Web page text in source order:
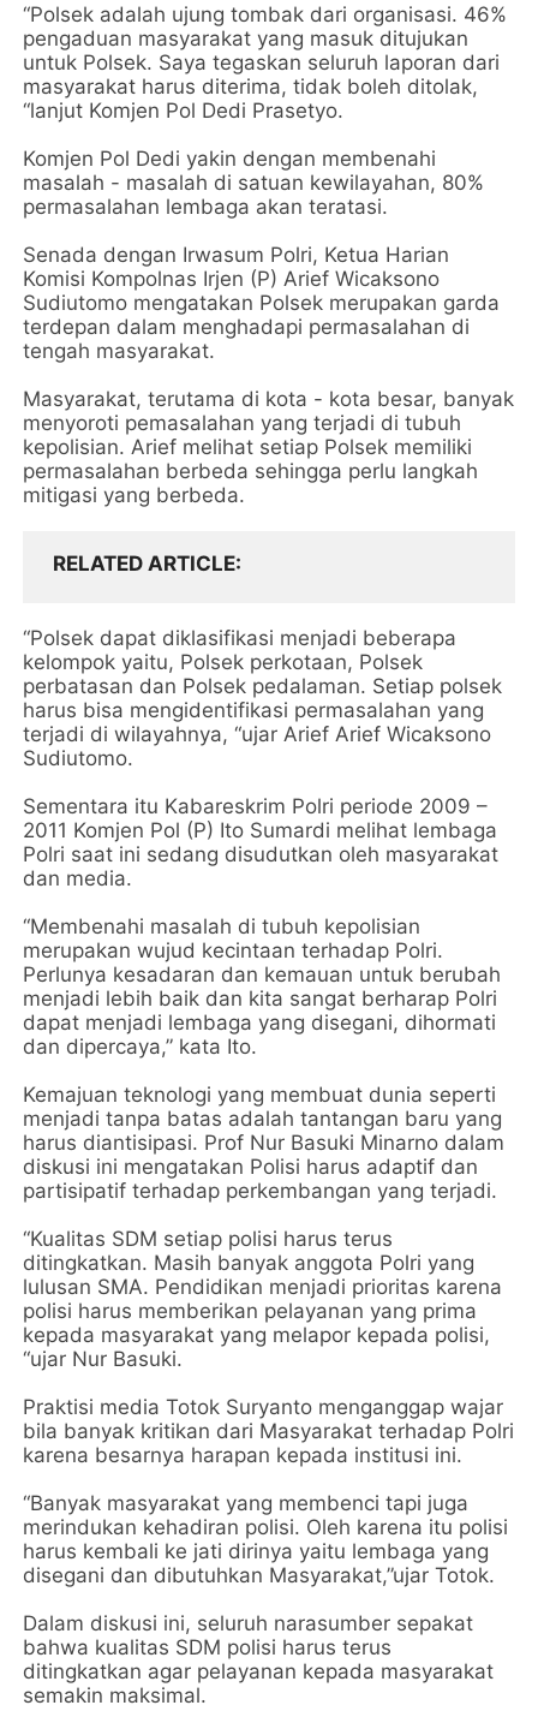
“Polsek adalah ujung tombak dari organisasi. 46%
pengaduan masyarakat yang masuk ditujukan
untuk Polsek. Saya tegaskan seluruh laporan dari
masyarakat harus diterima, tidak boleh ditolak,
“lanjut Komjen Pol Dedi Prasetyo.
Komjen Pol Dedi yakin dengan membenahi
masalah - masalah di satuan kewilayahan, 80%
permasalahan lembaga akan teratasi.
Senada dengan Irwasum Polri, Ketua Harian
Komisi Kompolnas Irjen (P) Arief Wicaksono
Sudiutomo mengatakan Polsek merupakan garda
terdepan dalam menghadapi permasalahan di
tengah masyarakat.
Masyarakat, terutama di kota - kota besar, banyak
menyoroti pemasalahan yang terjadi di tubuh
kepolisian. Arief melihat setiap Polsek memiliki
permasalahan berbeda sehingga perlu langkah
mitigasi yang berbeda.
RELATED ARTICLE
“Polsek dapat diklasifikasi menjadi beberapa
kelompok yaitu, Polsek perkotaan, Polsek
perbatasan dan Polsek pedalaman. Setiap polsek
harus bisa mengidentifikasi permasalahan yang
terjadi di wilayahnya, “ujar Arief Arief Wicaksono
Sudiutomo.
Sementara itu Kabareskrim Polri periode 2009 –
2011 Komjen Pol (P) Ito Sumardi melihat lembaga
Polri saat ini sedang disudutkan oleh masyarakat
dan media.
“Membenahi masalah di tubuh kepolisian
merupakan wujud kecintaan terhadap Polri.
Perlunya kesadaran dan kemauan untuk berubah
menjadi lebih baik dan kita sangat berharap Polri
dapat menjadi lembaga yang disegani, dihormati
dan dipercaya,” kata Ito.
Kemajuan teknologi yang membuat dunia seperti
menjadi tanpa batas adalah tantangan baru yang
harus diantisipasi. Prof Nur Basuki Minarno dalam
diskusi ini mengatakan Polisi harus adaptif dan
partisipatif terhadap perkembangan yang terjadi.
“Kualitas SDM setiap polisi harus terus
ditingkatkan. Masih banyak anggota Polri yang
lulusan SMA. Pendidikan menjadi prioritas karena
polisi harus memberikan pelayanan yang prima
kepada masyarakat yang melapor kepada polisi,
“ujar Nur Basuki.
Praktisi media Totok Suryanto menganggap wajar
bila banyak kritikan dari Masyarakat terhadap Polri
karena besarnya harapan kepada institusi ini.
“Banyak masyarakat yang membenci tapi juga
merindukan kehadiran polisi. Oleh karena itu polisi
harus kembali ke jati dirinya yaitu lembaga yang
disegani dan dibutuhkan Masyarakat,”ujar Totok.
Dalam diskusi ini, seluruh narasumber sepakat
bahwa kualitas SDM polisi harus terus
ditingkatkan agar pelayanan kepada masyarakat
semakin maksimal.